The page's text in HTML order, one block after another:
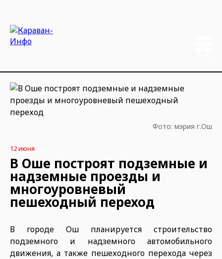
Фото: мэрия г.Ош
12 июня
В Оше построят подземные и
надземные проезды и
многоуровневый
пешеходный переход
В городе Ош планируется строительство
подземного и надземного автомобильного
движения, а также пешеходного перехода через